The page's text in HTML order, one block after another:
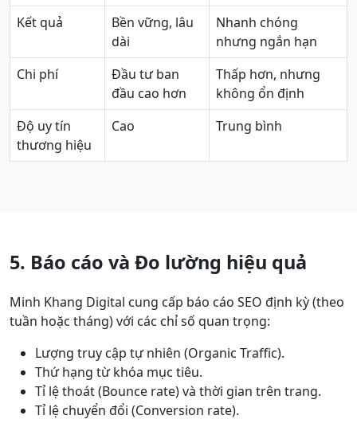
Kết quả
Bền vững, lâu
dài
Nhanh chóng
nhưng ngắn hạn
Chi phí
Đầu tư ban
đầu cao hơn
Thấp hơn, nhưng
không ổn định
Độ uy tín
thương hiệu
Cao Trung bình
5. Báo cáo và Đo lường hiệu quả
Minh Khang Digital cung cấp báo cáo SEO định kỳ (theo
tuần hoặc tháng) với các chỉ số quan trọng:
Lượng truy cập tự nhiên (Organic Traffic).
Thứ hạng từ khóa mục tiêu.
Tỉ lệ thoát (Bounce rate) và thời gian trên trang.
Tỉ lệ chuyển đổi (Conversion rate).